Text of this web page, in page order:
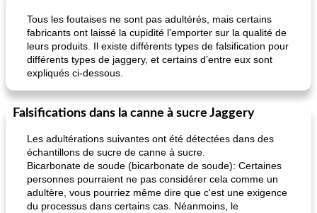
Tous les foutaises ne sont pas adultérés, mais certains
fabricants ont laissé la cupidité l'emporter sur la qualité de
leurs produits. Il existe différents types de falsification pour
différents types de jaggery, et certains d’entre eux sont
expliqués ci-dessous.
Falsifications dans la canne à sucre Jaggery
Les adultérations suivantes ont été détectées dans des
échantillons de sucre de canne à sucre.
Bicarbonate de soude (bicarbonate de soude): Certaines
personnes pourraient ne pas considérer cela comme un
adultère, vous pourriez même dire que c'est une exigence
du processus dans certains cas. Néanmoins, le